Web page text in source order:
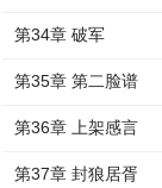
第34章 破军
第35章 第二脸谱
第36章 上架感言
第37章 封狼居胥